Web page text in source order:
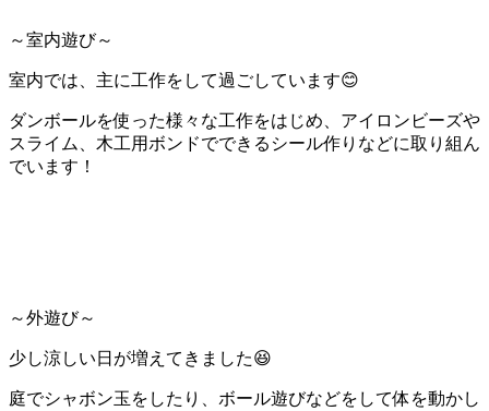
～室内遊び～
室内では、主に工作をして過ごしています😊
ダンボールを使った様々な工作をはじめ、アイロンビーズや
スライム、木工用ボンドでできるシール作りなどに取り組ん
でいます！
～外遊び～
少し涼しい日が増えてきました😆
庭でシャボン玉をしたり、ボール遊びなどをして体を動かし